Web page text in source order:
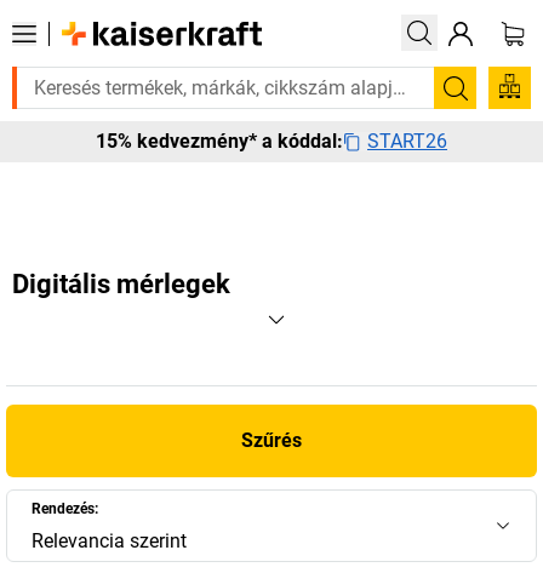
van rá? Válogatott bestseller termékeinket 3–4 munkanapon belül
Keresés
15% kedvezmény* a kóddal: START26
Digitális mérlegek
Szűrés
Rendezés:
Relevancia szerint